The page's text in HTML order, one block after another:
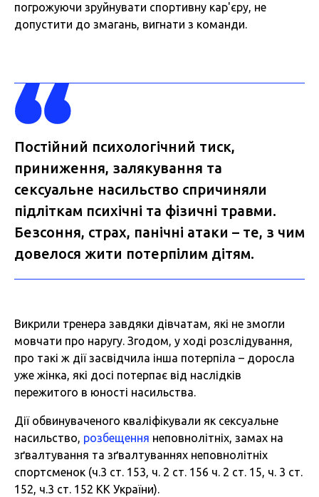
погрожуючи зруйнувати спортивну кар'єру, не
допустити до змагань, вигнати з команди.
Постійний психологічний тиск,
приниження, залякування та
сексуальне насильство спричиняли
підліткам психічні та фізичні травми.
Безсоння, страх, панічні атаки – те, з чим
довелося жити потерпілим дітям.
Викрили тренера завдяки дівчатам, які не змогли
мовчати про наругу. Згодом, у ході розслідування,
про такі ж дії засвідчила інша потерпіла – доросла
уже жінка, які досі потерпає від наслідків
пережитого в юності насильства.
Дії обвинуваченого кваліфікували як сексуальне
насильство, розбещення неповнолітніх, замах на
зґвалтування та зґвалтуваннях неповнолітніх
спортсменок (ч.3 ст. 153, ч. 2 ст. 156 ч. 2 ст. 15, ч. 3 ст.
152, ч.3 ст. 152 КК України).